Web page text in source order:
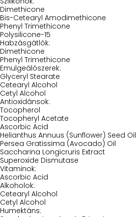
Dimethicone
Bis-Cetearyl Amodimethicone
Phenyl Trimethicone
Polysilicone-15
Habzásgátlók:
Dimethicone
Phenyl Trimethicone
Emulgeálószerek:
Glyceryl Stearate
Cetearyl Alcohol
Cetyl Alcohol
Antioxidánsok:
Tocopherol
Tocopheryl Acetate
Ascorbic Acid
Helianthus Annuus (Sunflower) Seed Oil
Persea Gratissima (Avocado) Oil
Saccharina Longicruris Extract
Superoxide Dismutase
Vitaminok:
Ascorbic Acid
Alkoholok:
Cetearyl Alcohol
Cetyl Alcohol
Humektáns: